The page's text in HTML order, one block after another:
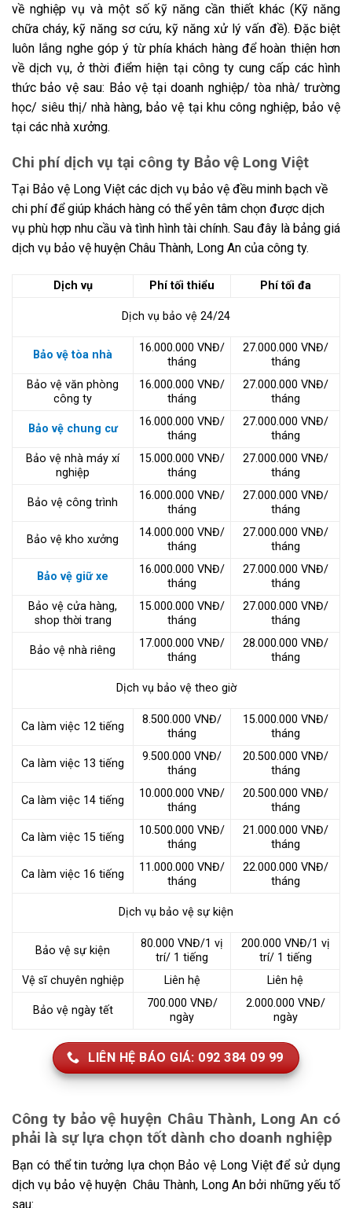
về nghiệp vụ và một số kỹ năng cần thiết khác (Kỹ năng
chữa cháy, kỹ năng sơ cứu, kỹ năng xử lý vấn đề). Đặc biệt
luôn lắng nghe góp ý từ phía khách hàng để hoàn thiện hơn
về dịch vụ, ở thời điểm hiện tại công ty cung cấp các hình
thức bảo vệ sau: Bảo vệ tại doanh nghiệp/ tòa nhà/ trường
học/ siêu thị/ nhà hàng, bảo vệ tại khu công nghiệp, bảo vệ
tại các nhà xưởng.
Chi phí dịch vụ tại công ty Bảo vệ Long Việt
Tại Bảo vệ Long Việt các dịch vụ bảo vệ đều minh bạch về
chi phí để giúp khách hàng có thể yên tâm chọn được dịch
vụ phù hợp nhu cầu và tình hình tài chính. Sau đây là bảng giá
dịch vụ bảo vệ huyện Châu Thành, Long An của công ty.
Dịch vụ Phí tối thiểu Phí tối đa
Dịch vụ bảo vệ 24/24
Bảo vệ tòa nhà
16.000.000 VNĐ/
tháng
27.000.000 VNĐ/
tháng
Bảo vệ văn phòng
công ty
16.000.000 VNĐ/
tháng
27.000.000 VNĐ/
tháng
Bảo vệ chung cư
16.000.000 VNĐ/
tháng
27.000.000 VNĐ/
tháng
Bảo vệ nhà máy xí
nghiệp
15.000.000 VNĐ/
tháng
27.000.000 VNĐ/
tháng
Bảo vệ công trình
16.000.000 VNĐ/
tháng
27.000.000 VNĐ/
tháng
Bảo vệ kho xưởng
14.000.000 VNĐ/
tháng
27.000.000 VNĐ/
tháng
Bảo vệ giữ xe
16.000.000 VNĐ/
tháng
27.000.000 VNĐ/
tháng
Bảo vệ cửa hàng,
shop thời trang
15.000.000 VNĐ/
tháng
27.000.000 VNĐ/
tháng
Bảo vệ nhà riêng
17.000.000 VNĐ/
tháng
28.000.000 VNĐ/
tháng
Dịch vụ bảo vệ theo giờ
Ca làm việc 12 tiếng
8.500.000 VNĐ/
tháng
15.000.000 VNĐ/
tháng
Ca làm việc 13 tiếng
9.500.000 VNĐ/
tháng
20.500.000 VNĐ/
tháng
Ca làm việc 14 tiếng
10.000.000 VNĐ/
tháng
20.500.000 VNĐ/
tháng
Ca làm việc 15 tiếng
10.500.000 VNĐ/
tháng
21.000.000 VNĐ/
tháng
Ca làm việc 16 tiếng
11.000.000 VNĐ/
tháng
22.000.000 VNĐ/
tháng
Dịch vụ bảo vệ sự kiện
Bảo vệ sự kiện
80.000 VNĐ/1 vị
trí/ 1 tiếng
200.000 VNĐ/1 vị
trí/ 1 tiếng
Vệ sĩ chuyên nghiệp
Liên hệ Liên hệ
Bảo vệ ngày tết
700.000 VNĐ/
ngày
2.000.000 VNĐ/
ngày
LIÊN HỆ BÁO GIÁ: 092 384 09 99
Công ty bảo vệ huyện Châu Thành, Long An có
phải là sự lựa chọn tốt dành cho doanh nghiệp
Bạn có thể tin tưởng lựa chọn Bảo vệ Long Việt để sử dụng
dịch vụ bảo vệ huyện Châu Thành, Long An bởi những yếu tố
sau: